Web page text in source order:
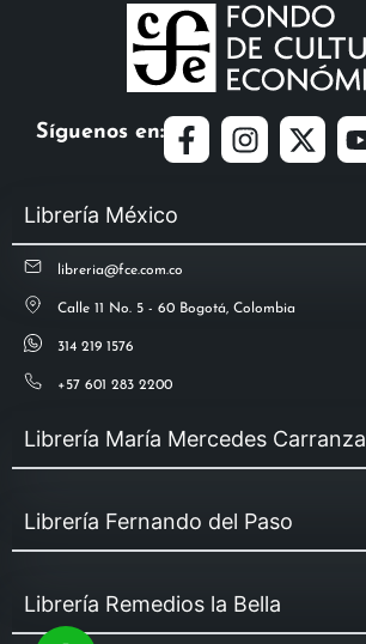
Síguenos en:
Librería México
libreria@fce.com.co
Calle 11 No. 5 - 60 Bogotá, Colombia
314 219 1576
+57 601 283 2200
Librería María Mercedes Carranza
Librería Fernando del Paso
Librería Remedios la Bella